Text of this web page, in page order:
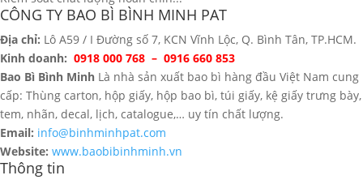
CÔNG TY BAO BÌ BÌNH MINH PAT
Địa chỉ: Lô A59 / I Đường số 7, KCN Vĩnh Lộc, Q. Bình Tân, TP.HCM.
Kinh doanh: 0918 000 768 – 0916 660 853
Bao Bì Bình Minh Là nhà sản xuất bao bì hàng đầu Việt Nam cung
cấp: Thùng carton, hộp giấy, hộp bao bì, túi giấy, kệ giấy trưng bày,
tem, nhãn, decal, lịch, catalogue,… uy tín chất lượng.
Email: info@binhminhpat.com
Website: www.baobibinhminh.vn
Thông tin